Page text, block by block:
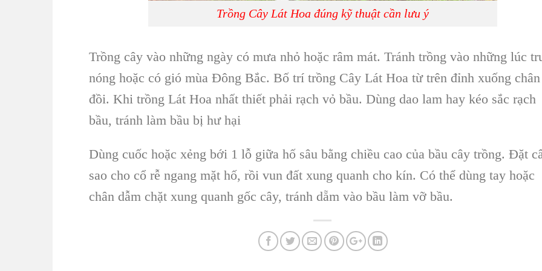
Trồng Cây Lát Hoa đúng kỹ thuật cần lưu ý
Trồng cây vào những ngày có mưa nhỏ hoặc râm mát. Tránh trồng vào những lúc
nóng hoặc có gió mùa Đông Bắc. Bố trí trồng Cây Lát Hoa từ trên đỉnh xuống chân
đồi. Khi trồng Lát Hoa nhất thiết phải rạch vỏ bầu. Dùng dao lam hay kéo sắc rạch
bầu, tránh làm bầu bị hư hại
Dùng cuốc hoặc xẻng bới 1 lỗ giữa hố sâu bằng chiều cao của bầu cây trồng. Đặt
sao cho cổ rễ ngang mặt hố, rồi vun đất xung quanh cho kín. Có thể dùng tay hoặc
chân dẫm chặt xung quanh gốc cây, tránh dẵm vào bầu làm vỡ bầu.